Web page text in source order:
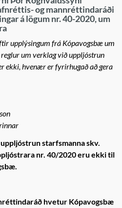
og mannréttindaráði
á lögum nr. 40-2020, um
upplýsingum frá Kópavogsbæ um
um verklag við uppljóstrun
ekki, hvenær er fyrirhugað að gera
starfsmanna skv.
nr. 40/2020 eru ekki til
hvetur Kópavogsbæ